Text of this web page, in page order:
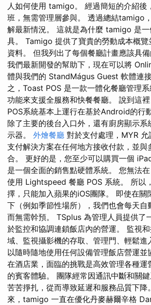
人如何使用 tamigo。 經過簡短的介紹後
班，無需管理層參與。 透過總結tamigo
解最新情況。 這就是為什麼 tamigo 是
具。 Tamigo 提供了寶貴的勞動成本概覽
資料。 但我列出了每個餐廳計畫應該具
我們最新開發的幫助下，現在可以將
體與我們的 StandMágus Guest 軟體連
之，Toast POS 是一款一體化餐廳管理
功能來支援全服務和快餐餐廳。 說到這
POS系統基本上運行在基於Android的行
除了主要的後台入口外，還有廚房顯示系
示器。 外燴餐廳 對於支付處理，MYR
支付解決方案在任何地方接收付款，並與
合。 更好的是，您至少可以購買一個
是一個全面的銷售點硬體系統。 您無法
使用 Lightspeed 餐廳 POS 系統。 所以
擇，只能加入蘋果的iOS團隊。 即使在關
下（例如季節性場所），我們也會每天自
而無需幹預。 TSplus 為管理人員提供了
於監控和協調連鎖飯店內的營運。 監視
域、監視攝影機的存取、管理門、輕鬆進
以隨時隨地使用任何設備管理飯店營運並
在酒店業，面臨的挑戰是高效管理各種運
的賓客體驗。 團隊經常因通訊中斷和關
苦苦掙扎，從而導致延遲和服務品質下降
來，tamigo 一直在優化丹麥赫爾辛格